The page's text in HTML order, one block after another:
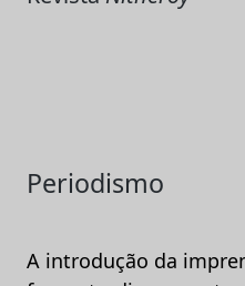
Periodismo
A introdução da